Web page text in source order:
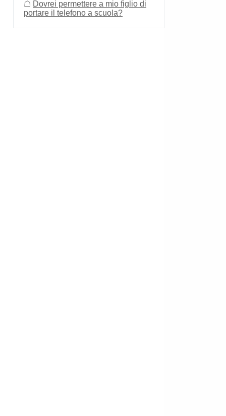
☖ Dovrei permettere a mio figlio di
portare il telefono a scuola?